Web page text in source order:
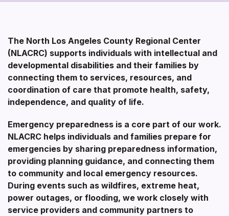
The North Los Angeles County Regional Center
(NLACRC) supports individuals with intellectual and
developmental disabilities and their families by
connecting them to services, resources, and
coordination of care that promote health, safety,
independence, and quality of life.
Emergency preparedness is a core part of our work.
NLACRC helps individuals and families prepare for
emergencies by sharing preparedness information,
providing planning guidance, and connecting them
to community and local emergency resources.
During events such as wildfires, extreme heat,
power outages, or flooding, we work closely with
service providers and community partners to